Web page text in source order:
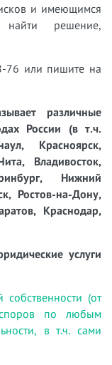
и имеющимся
найти решение,
76 или пишите на
различные
России (в т.ч.
Красноярск,
Владивосток,
Нижний
Ростов-на-Дону,
Краснодар,
услуги
собственности (от
споров по любым
в т.ч. сами